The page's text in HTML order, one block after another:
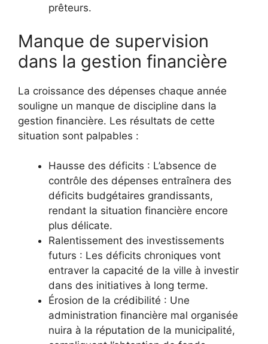
prêteurs.
Manque de supervision
dans la gestion financière
La croissance des dépenses chaque année
souligne un manque de discipline dans la
gestion financière. Les résultats de cette
situation sont palpables :
Hausse des déficits : L’absence de
contrôle des dépenses entraînera des
déficits budgétaires grandissants,
rendant la situation financière encore
plus délicate.
Ralentissement des investissements
futurs : Les déficits chroniques vont
entraver la capacité de la ville à investir
dans des initiatives à long terme.
Érosion de la crédibilité : Une
administration financière mal organisée
nuira à la réputation de la municipalité,